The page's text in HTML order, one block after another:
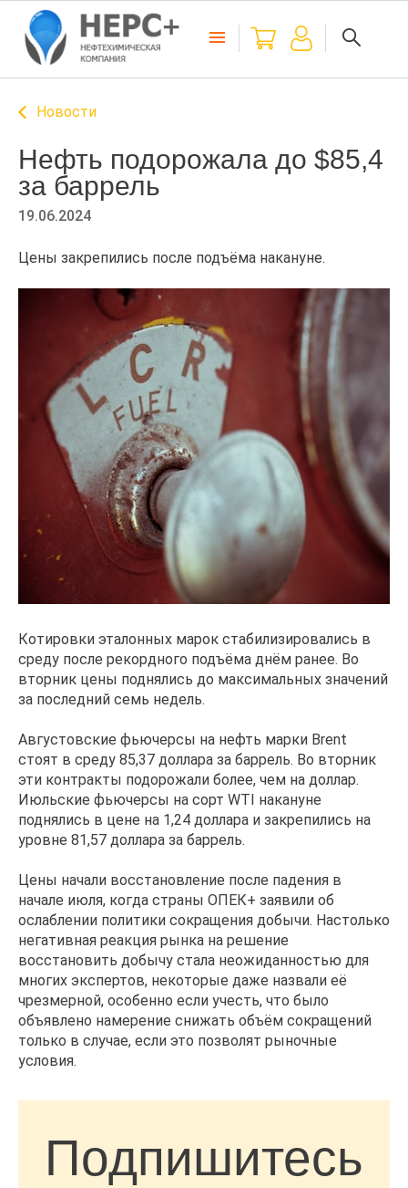
Новости
Нефть подорожала до $85,4
за баррель
19.06.2024
Цены закрепились после подъёма накануне.
Котировки эталонных марок стабилизировались в
среду после рекордного подъёма днём ранее. Во
вторник цены поднялись до максимальных значений
за последний семь недель.
Августовские фьючерсы на нефть марки Brent
стоят в среду 85,37 доллара за баррель. Во вторник
эти контракты подорожали более, чем на доллар.
Июльские фьючерсы на сорт WTI накануне
поднялись в цене на 1,24 доллара и закрепились на
уровне 81,57 доллара за баррель.
Цены начали восстановление после падения в
начале июля, когда страны ОПЕК+ заявили об
ослаблении политики сокращения добычи. Настолько
негативная реакция рынка на решение
восстановить добычу стала неожиданностью для
многих экспертов, некоторые даже назвали её
чрезмерной, особенно если учесть, что было
объявлено намерение снижать объём сокращений
только в случае, если это позволят рыночные
условия.
Подпишитесь